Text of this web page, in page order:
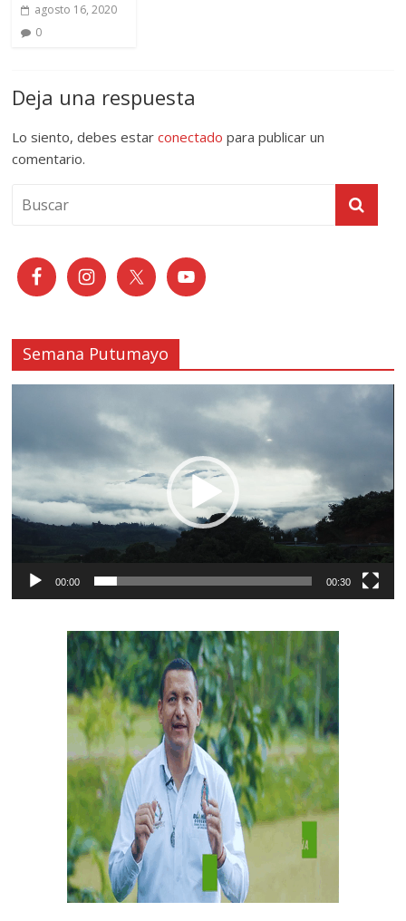
agosto 16, 2020
0
Deja una respuesta
Lo siento, debes estarconectado para publicar un
comentario.
Semana Putumayo
00:00 00:30